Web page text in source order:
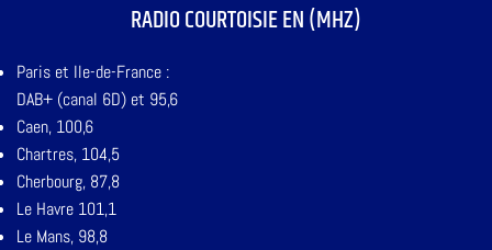
RADIO COURTOISIE EN (MHZ)
Paris et Ile-de-France :
DAB+ (canal 6D) et 95,6
Caen, 100,6
Chartres, 104,5
Cherbourg, 87,8
Le Havre 101,1
Le Mans, 98,8